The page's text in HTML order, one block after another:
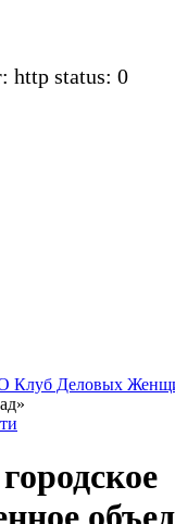
http status: 0
Клуб Деловых